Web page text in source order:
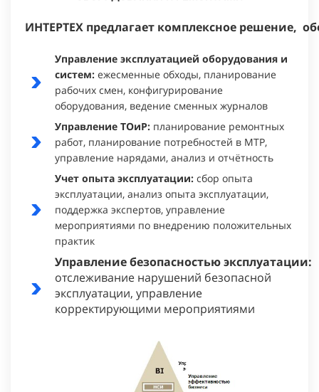
ИНТЕРТЕХ предлагает комплексное решение,
Управление эксплуатацией оборудования и
систем: ежесменные обходы, планирование
рабочих смен, конфигурирование
оборудования, ведение сменных журналов
Управление ТОиР: планирование ремонтных
работ, планирование потребностей в МТР,
управление нарядами, анализ и отчётность
Учет опыта эксплуатации: сбор опыта
эксплуатации, анализ опыта эксплуатации,
поддержка экспертов, управление
мероприятиями по внедрению положительных
практик
Управление безопасностью эксплуатации:
отслеживание нарушений безопасной
эксплуатации, управление
корректирующими мероприятиями